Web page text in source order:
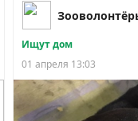
Ищут дом
01 апреля 13:03